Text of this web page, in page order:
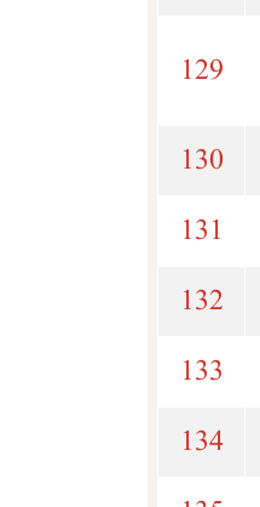
129
130
131
132
133
134